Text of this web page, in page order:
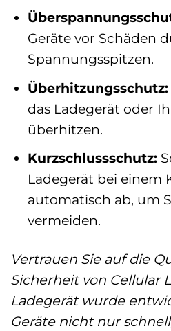
Geräte vor Schäden
Spannungsspitzen.
Überhitzungsschutz:
das Ladegerät oder
überhitzen.
Kurzschlussschutz:
Ladegerät bei einem
automatisch ab, um
vermeiden.
Vertrauen Sie auf die
Sicherheit von Cellular
Ladegerät wurde
Geräte nicht nur